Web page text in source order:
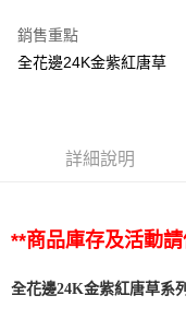
銷售重點
全花邊24K金紫紅唐草
詳細說明
**商品庫存及活動
全花邊24K金紫紅唐草系列